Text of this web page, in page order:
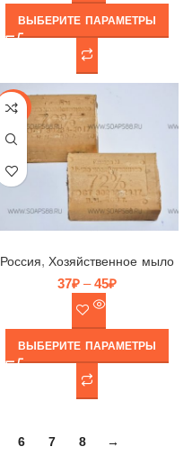
ВЫБЕРИТЕ ПАРАМЕТРЫ
-8%
Россия, Хозяйственное мыло
37₽ – 45₽
ВЫБЕРИТЕ ПАРАМЕТРЫ
6 7 8 →